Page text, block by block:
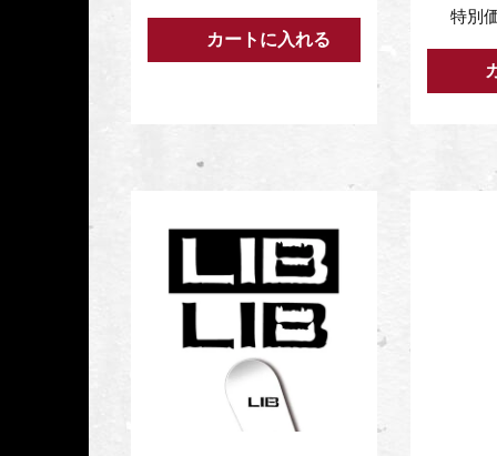
カートに入れる
特別